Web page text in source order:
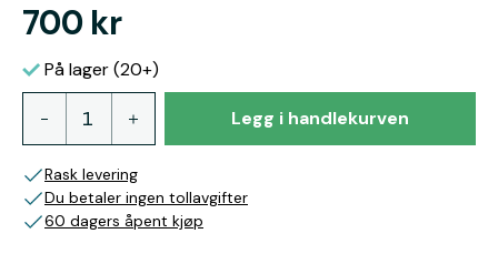
700 kr
På lager (20+)
Legg i handlekurven
Rask levering
Du betaler ingen tollavgifter
60 dagers åpent kjøp